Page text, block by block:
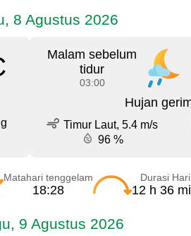
8 Agustus 2026
Malam sebelum
tidur
03:00
Hujan
Timur Laut, 5.4 m/s
96 %
Matahari tenggelam
18:28
Durasi Hari
12 h 36
9 Agustus 2026